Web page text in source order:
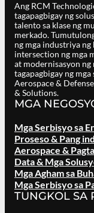
Ang RCM
tagapagbigay ng
talento sa klase ng
merkado.
ng mga industriya ng
intersection ng mga
at modernisasyon ng
tagapagbigay ng
Aerospace &
& Solutions.
MGA
Mga Serbisyo sa
Proseso & Pang
Aerospace &
Data & Mga
Mga Agham sa
Mga Serbisyo sa
TUNGKOL SA